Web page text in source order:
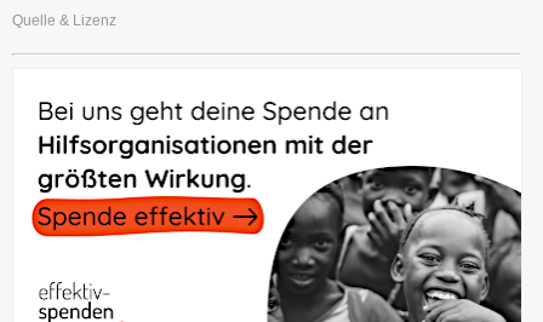
Quelle & Lizenz